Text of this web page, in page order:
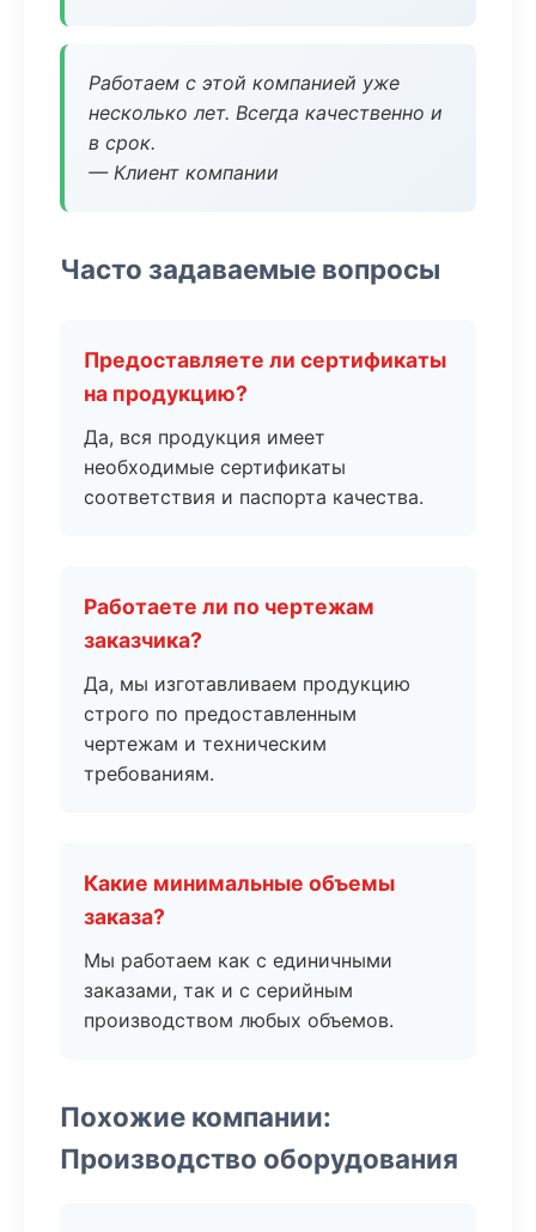
Работаем с этой компанией уже
несколько лет. Всегда качественно и
в срок.
— Клиент компании
Часто задаваемые вопросы
Предоставляете ли сертификаты
на продукцию?
Да, вся продукция имеет
необходимые сертификаты
соответствия и паспорта качества.
Работаете ли по чертежам
заказчика?
Да, мы изготавливаем продукцию
строго по предоставленным
чертежам и техническим
требованиям.
Какие минимальные объемы
заказа?
Мы работаем как с единичными
заказами, так и с серийным
производством любых объемов.
Похожие компании:
Производство оборудования